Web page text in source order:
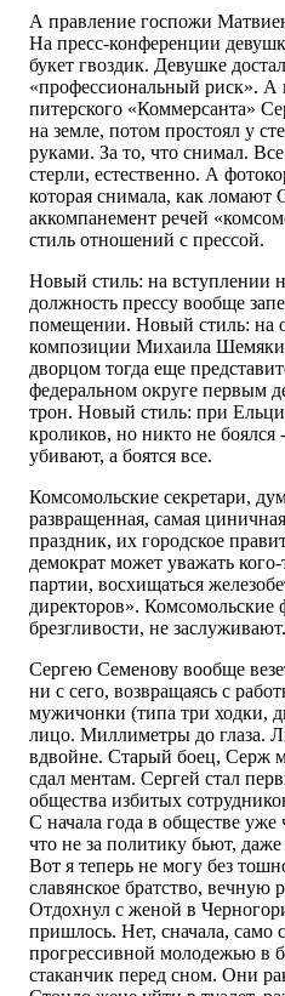
А правление госпожи
На пресс-конференции
букет гвоздик. Девушке
«профессиональный риск». А
питерского «Коммерсанта»
на земле, потом простоял у
руками. За то, что снимал.
стерли, естественно. А
которая снимала, как ломают
аккомпанемент речей
стиль отношений с прессой.
Новый стиль: на вступлении
должность прессу вообще
помещении. Новый стиль: на
композиции Михаила
дворцом тогда еще
федеральном округе первым
трон. Новый стиль: при
кроликов, но никто не боялся
убивают, а боятся все.
Комсомольские секретари,
развращенная, самая
праздник, их городское
демократ может уважать
партии, восхищаться
директоров».
брезгливости, не заслуживают.
Сергею Семенову вообще
ни с сего, возвращаясь с
мужичонки (типа три ходки,
лицо. Миллиметры до глаза.
вдвойне. Старый боец, Серж
сдал ментам. Сергей стал
общества избитых
С начала года в обществе
что не за политику бьют,
Вот я теперь не могу без
славянское братство, вечную
Отдохнул с женой в
пришлось. Нет, сначала, само
прогрессивной молодежью в
стаканчик перед сном. Они